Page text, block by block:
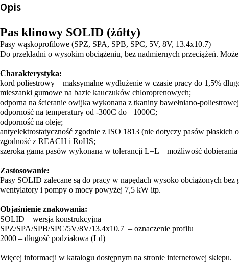
Opis
Pas klinowy SOLID (żółty)
Pasy wąskoprofilowe (SPZ, SPA, SPB, SPC, 5V, 8V, 13.4x10.7)
Do przekładni o wysokim obciążeniu, bez nadmiernych przeciążeń.
Charakterystyka:
kord poliestrowy – maksymalne wydłużenie w czasie pracy do 1,5%
mieszanki gumowe na bazie kauczuków chloroprenowych;
odporna na ścieranie owijka wykonana z tkaniny bawełniano-
odporność na temperatury od -300C do +1000C;
odporność na oleje;
antyelektrostatyczność zgodnie z ISO 1813 (nie dotyczy pasów płaskich
zgodność z REACH i RoHS;
szeroka gama pasów wykonana w tolerancji L=L – możliwość
Zastosowanie:
Pasy SOLID zalecane są do pracy w napędach wysoko obciążonych
wentylatory i pompy o mocy powyżej 7,5 kW itp.
Objaśnienie znakowania:
SOLID – wersja konstrukcyjna
SPZ/SPA/SPB/SPC/5V/8V/13.4x10.7 – oznaczenie profilu
2000 – długość podziałowa (Ld)
Więcej informacji w katalogu dostępnym na stronie internetowej sklepu.